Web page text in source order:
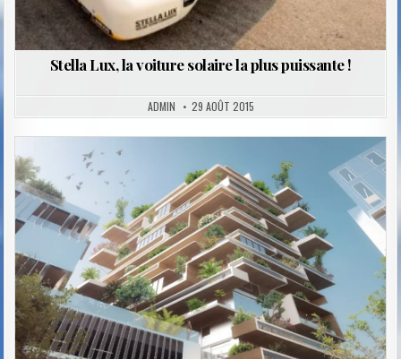
Stella Lux, la voiture solaire la plus puissante !
ADMIN 29 AOÛT 2015
Posted
in